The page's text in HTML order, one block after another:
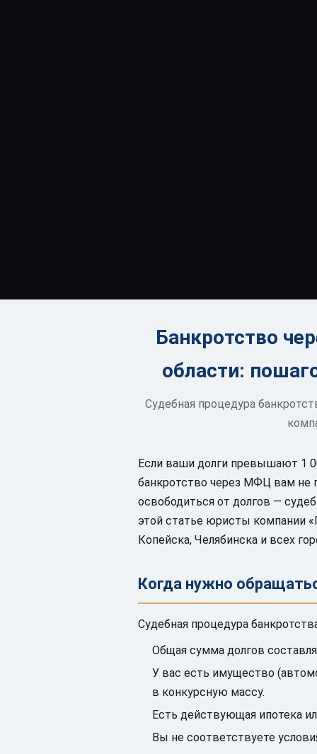
Банкротство
области:
Судебная процедура
Если ваши долги превышают 1
банкротство через МФЦ вам не
освободиться от долгов —
этой статье юристы компании
Копейска, Челябинска и всех
Когда нужно
Судебная процедура
Общая сумма долгов
У вас есть имущество
в конкурсную массу.
Есть действующая ипотека
Вы не соответствуете